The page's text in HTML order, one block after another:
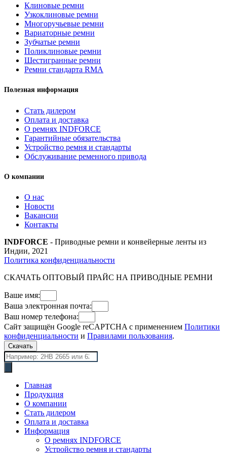
Клиновые ремни
Узкоклиновые ремни
Многоручьевые ремни
Вариаторные ремни
Зубчатые ремни
Поликлиновые ремни
Шестигранные ремни
Ремни стандарта RMA
Полезная информация
Стать дилером
Оплата и доставка
О ремнях INDFORCE
Гарантийные обязательства
Устройство ремня и стандарты
Обслуживание ременного привода
О компании
О нас
Новости
Вакансии
Контакты
INDFORCE - Приводные ремни и конвейерные ленты из
Индии, 2021
Политика конфиденциальности
СКАЧАТЬ ОПТОВЫЙ ПРАЙС НА ПРИВОДНЫЕ РЕМНИ
Ваше имя:
Ваша электронная почта:
Ваш номер телефона:
Сайт защищён Google reCAPTCHA с применением Политики
конфиденциальности и Правилами пользования.
Скачать
Поиск
товаров
Главная
Продукция
О компании
Стать дилером
Оплата и доставка
Информация
О ремнях INDFORCE
Устройство ремня и стандарты